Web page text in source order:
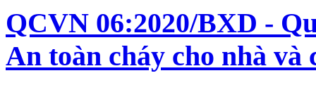
QCVN 06:2020/BXD -
An toàn cháy cho nhà và